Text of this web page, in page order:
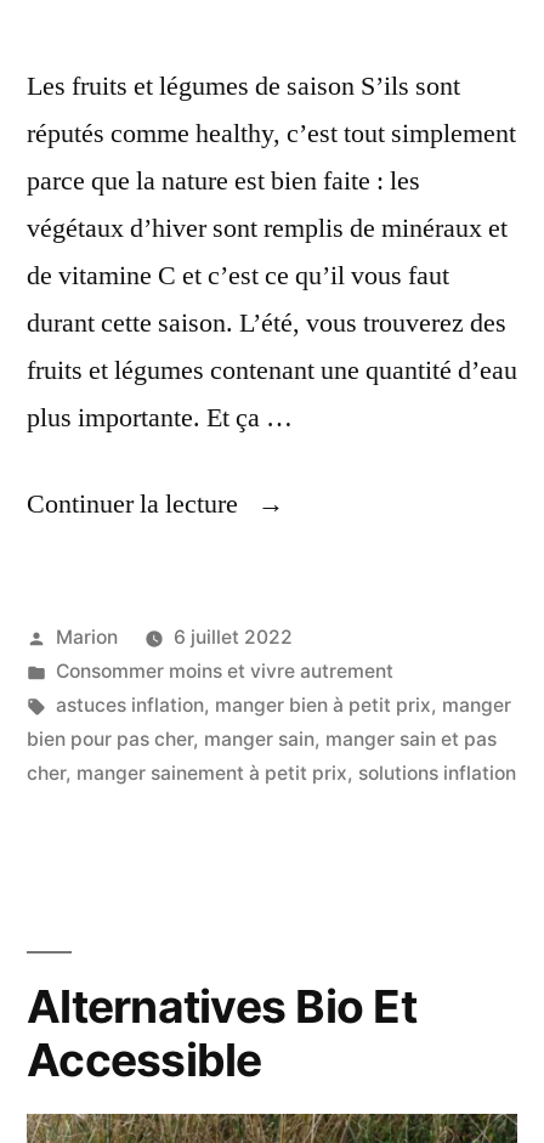
Les fruits et légumes de saison S’ils sont
réputés comme healthy, c’est tout simplement
parce que la nature est bien faite : les
végétaux d’hiver sont remplis de minéraux et
de vitamine C et c’est ce qu’il vous faut
durant cette saison. L’été, vous trouverez des
fruits et légumes contenant une quantité d’eau
plus importante. Et ça …
Continuer la lecture
« Manger
Pas
Cher »
Publié
par
Marion
6 juillet 2022
Publié
dans
Consommer moins et vivre autrement
Étiquettes :
astuces inflation, manger bien à petit prix, manger
bien pour pas cher, manger sain, manger sain et pas
cher, manger sainement à petit prix, solutions inflation
Alternatives Bio Et
Accessible